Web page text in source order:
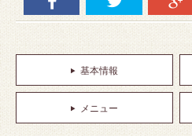
基本情報
メニュー